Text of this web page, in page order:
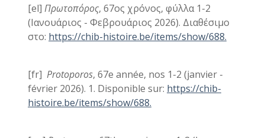
[el] Πρωτοπόρος, 67ος χρόνος, φύλλα 1-2
(Ιανουάριος - Φεβρουάριος 2026). Διαθέσιμο
στο: https://chib-histoire.be/items/show/688.
[fr] Protoporos, 67e année, nos 1-2 (janvier -
février 2026). 1. Disponible sur: https://chib-
histoire.be/items/show/688.